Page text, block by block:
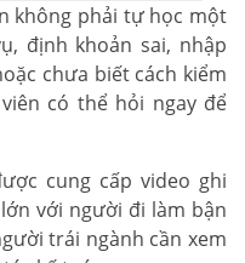
không phải tự học một
định khoản sai, nhập
chưa biết cách kiểm
có thể hỏi ngay để
cung cấp video ghi
với người đi làm bận
trái ngành cần xem